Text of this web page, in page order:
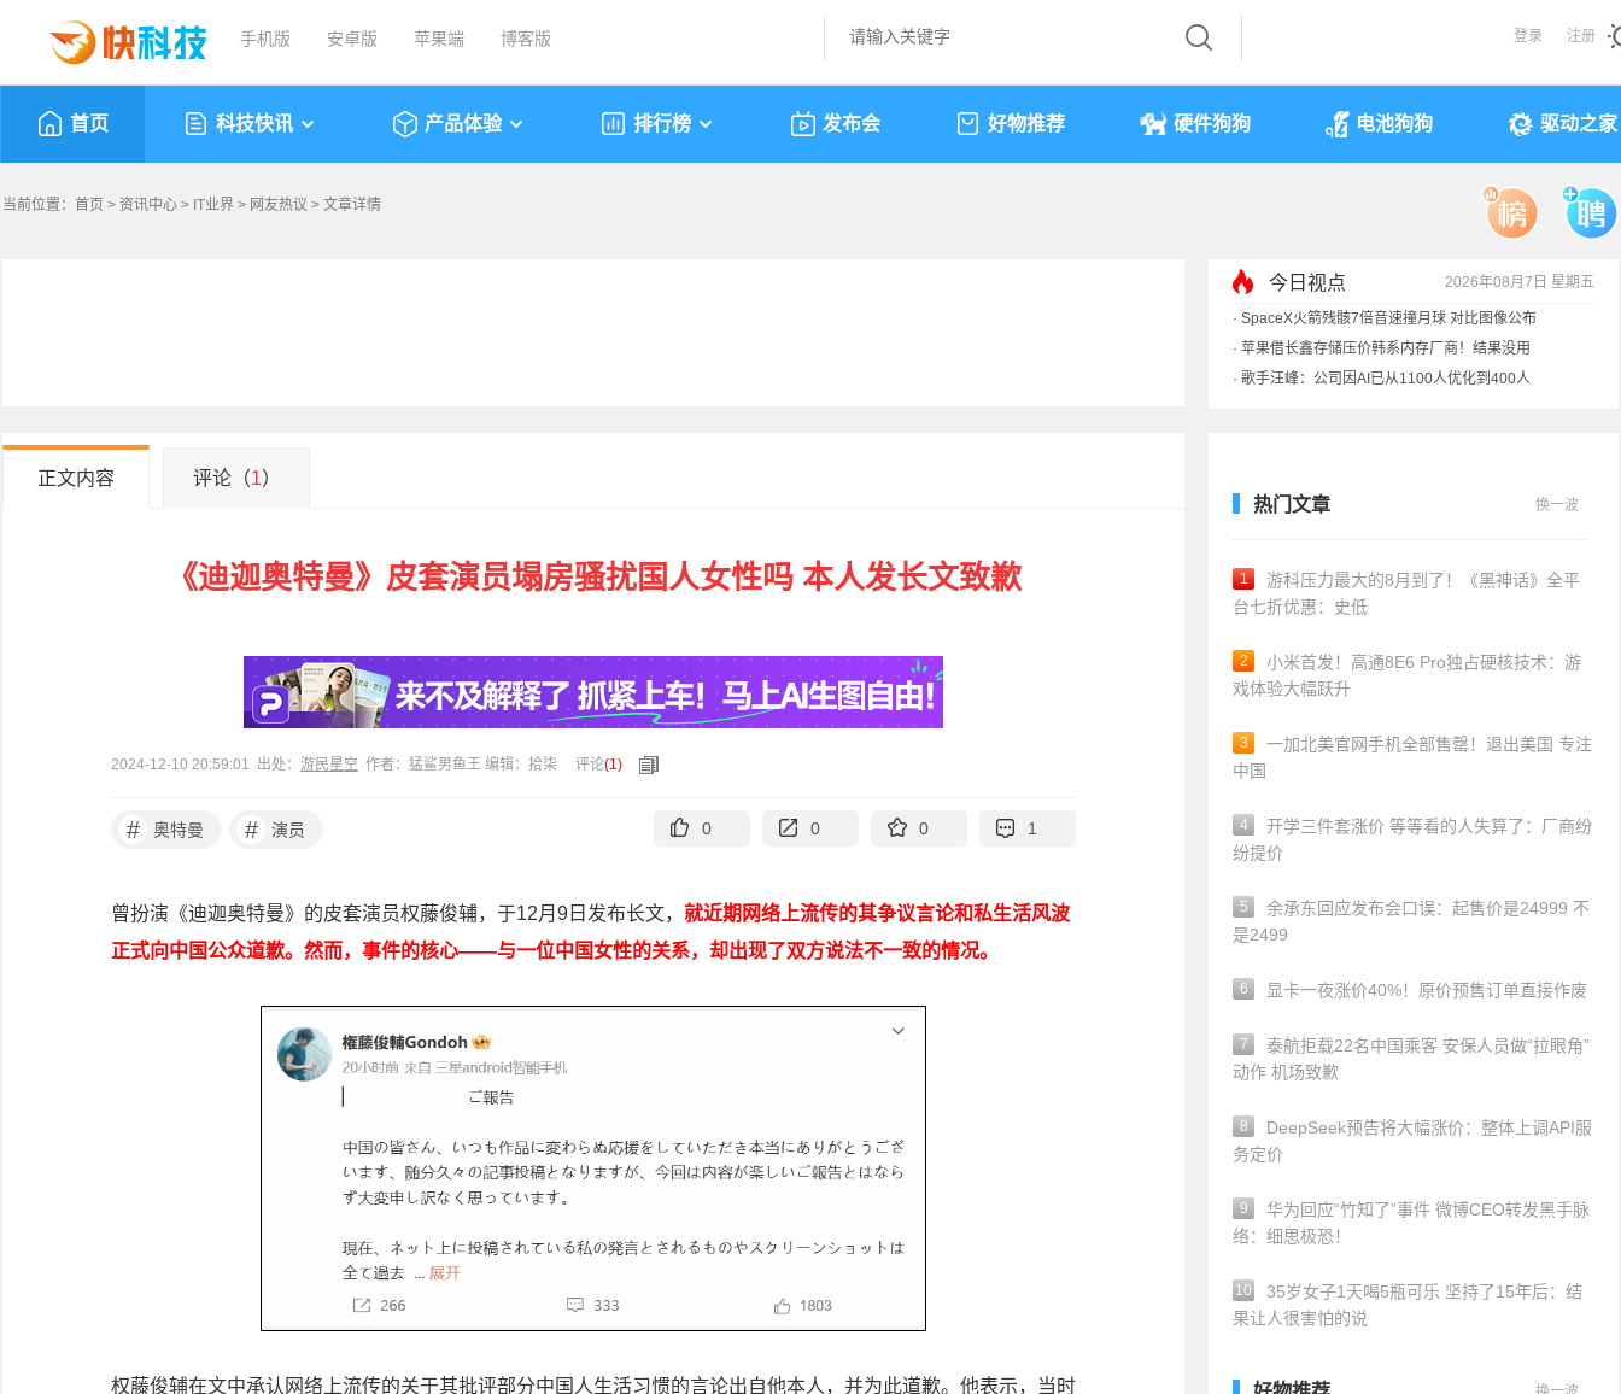
手机版 安卓版 苹果端 博客版 登录 注册
首页 科技快讯 产品体验 排行榜 发布会 好物推荐 硬件狗狗 电池狗狗 驱动之家
当前位置： 首页 > 资讯中心 > IT业界 > 网友热议 > 文章详情
今日视点 2026年08月7日 星期五
· SpaceX火箭残骸7倍音速撞月球 对比图像公布
· 苹果借长鑫存储压价韩系内存厂商！结果没用
· 歌手汪峰：公司因AI已从1100人优化到400人
正文内容 评论（1）
《迪迦奥特曼》皮套演员塌房骚扰国人女性吗 本人发长文致歉
2024-12-10 20:59:01 出处： 游民星空 作者：猛鲨男鱼王 编辑：拾柒 评论(1)
# 奥特曼 # 演员 0 0 0 1
曾扮演《迪迦奥特曼》的皮套演员权藤俊辅，于12月9日发布长文， 就近期网络上流传的其争议言论和私生活风波
正式向中国公众道歉。然而，事件的核心——与一位中国女性的关系，却出现了双方说法不一致的情况。
权藤俊辅在文中承认网络上流传的关于其批评部分中国人生活习惯的言论出自他本人，并为此道歉。他表示，当时
热门文章 换一波
1
游科压力最大的8月到了！《黑神话》全平
台七折优惠：史低
2
小米首发！高通8E6 Pro独占硬核技术：游
戏体验大幅跃升
3
一加北美官网手机全部售罄！退出美国 专注
中国
4
开学三件套涨价 等等看的人失算了：厂商纷
纷提价
5
余承东回应发布会口误：起售价是24999 不
是2499
6 显卡一夜涨价40%！原价预售订单直接作废
7
泰航拒载22名中国乘客 安保人员做“拉眼角”
动作 机场致歉
8
DeepSeek预告将大幅涨价：整体上调API服
务定价
9
华为回应“竹知了”事件 微博CEO转发黑手脉
络：细思极恐！
10
35岁女子1天喝5瓶可乐 坚持了15年后：结
果让人很害怕的说